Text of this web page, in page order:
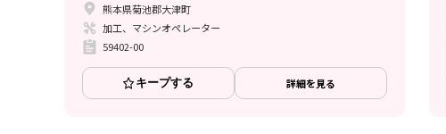
熊本県菊池郡大津町
加工、マシンオペレーター
59402-00
キープする 詳細を見る